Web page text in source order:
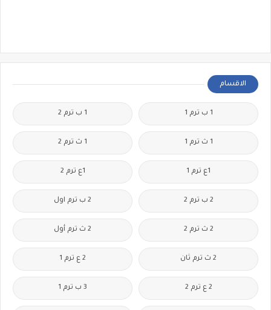
الاقسام
1 ب ترم 1 1 ب ترم 2
1 ث ترم 1 1 ث ترم 2
1ع ترم 1 1ع ترم 2
2 ب ترم 2 2 ب ترم اول
2 ث ترم 2 2 ث ترم أول
2 ث ترم ثان 2 ع ترم 1
2 ع ترم 2 3 ب ترم 1